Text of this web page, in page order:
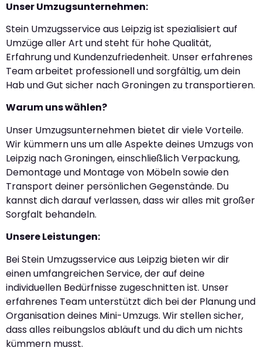
Unser Umzugsunternehmen:
Stein Umzugsservice aus Leipzig ist spezialisiert auf
Umzüge aller Art und steht für hohe Qualität,
Erfahrung und Kundenzufriedenheit. Unser erfahrenes
Team arbeitet professionell und sorgfältig, um dein
Hab und Gut sicher nach Groningen zu transportieren.
Warum uns wählen?
Unser Umzugsunternehmen bietet dir viele Vorteile.
Wir kümmern uns um alle Aspekte deines Umzugs von
Leipzig nach Groningen, einschließlich Verpackung,
Demontage und Montage von Möbeln sowie den
Transport deiner persönlichen Gegenstände. Du
kannst dich darauf verlassen, dass wir alles mit großer
Sorgfalt behandeln.
Unsere Leistungen:
Bei Stein Umzugsservice aus Leipzig bieten wir dir
einen umfangreichen Service, der auf deine
individuellen Bedürfnisse zugeschnitten ist. Unser
erfahrenes Team unterstützt dich bei der Planung und
Organisation deines Mini-Umzugs. Wir stellen sicher,
dass alles reibungslos abläuft und du dich um nichts
kümmern musst.